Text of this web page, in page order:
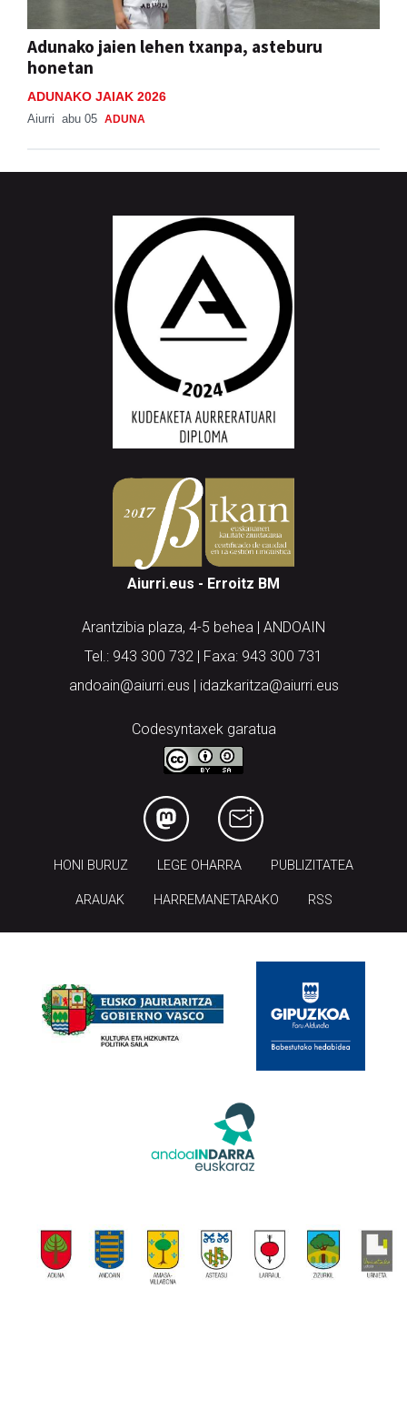
Adunako jaien lehen txanpa, asteburu
honetan
ADUNAKO JAIAK 2026
Aiurri abu 05 ADUNA
Aiurri.eus - Erroitz BM
Arantzibia plaza, 4-5 behea | ANDOAIN
Tel.: 943 300 732 | Faxa: 943 300 731
andoain@aiurri.eus | idazkaritza@aiurri.eus
Codesyntaxek garatua
HONI BURUZ LEGE OHARRA PUBLIZITATEA
ARAUAK HARREMANETARAKO RSS